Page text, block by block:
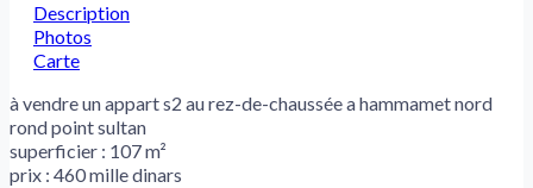
Description
Photos
Carte
à vendre un appart s2 au rez-de-chaussée a hammamet nord
rond point sultan
superficier : 107 m²
prix : 460 mille dinars